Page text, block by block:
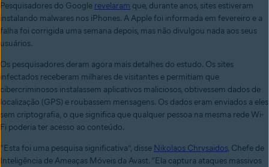
Pesquisadores do Google revelaram que, durante anos, sites estiveram
instalando malwares nos iPhones. A Apple foi informada em fevereiro e a
falha foi corrigida uma semana depois, mas não divulgou nada aos seus
usuários.
Os pesquisadores deram agora mais detalhes do estudo. Os sites
infectados receberam milhares de visitantes e permitiam que
cibercriminosos instalassem aplicativos maliciosos, obtivessem dados de
localização (GPS) e roubassem mensagens. Os dados eram enviados a eles
sem criptografia, o que significa que qualquer pessoa na mesma rede Wi-
Fi poderia ter acesso ao conteúdo.
“Esta foi uma pesquisa significativa”, disse Nikolaos Chrysaidos, Chefe de
Inteligência de Ameaças Móveis da Avast. “Ela captura ataques massivos